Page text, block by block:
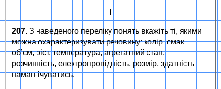
І
207.З наведеного переліку понять вкажіть ті, якими
можна охарактеризувати речовину: колір, смак,
об’єм, ріст, температура, агрегатний стан,
розчинність, електропровідність, розмір, здатність
намагнічуватись.